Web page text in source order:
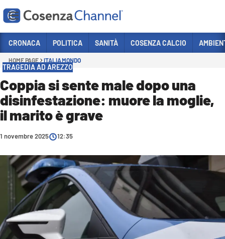
Sezioni
CRONACA
POLITICA
COSENZA CALCIO
ECONOMIA E LAVORO
SANITÀ
SPORT
CULTURA
AMBIENTE
CRONACA POLITICA SANITÀ COSENZA CALCIO
HOME PAGE ITALIA MONDO
TRAGEDIA AD AREZZO
Coppia si sente male dopo una
disinfestazione: muore la moglie,
il marito è grave
1 novembre 2025 12:35